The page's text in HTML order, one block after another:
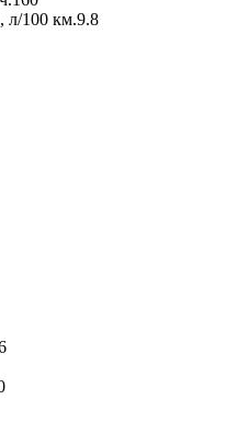
л/100 км.9.8